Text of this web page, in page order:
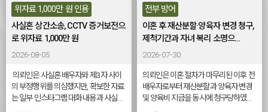
다. 상대방을 추궁하거나 무리하게 증
거를 수집하는 과정에서 또 다른 법적
문제가 발생하기도 한다. 따라서 절차
요하다. 법무법인 오현 김한솔 변호사
는 “별거중외도 사건은 혼인 관계의
실질적 종료 시점과 책임 범위를 가리
는 민감한 사안이다. 위자료 청구 여
행위를 이어온 정황과 이를 뒷받침하는
자료를 체계적으로 정리하여, 의뢰인의
관계로 정상적인 혼인공동생활이 새롭
게 침해된 것이 아니라는 점을 집중적으
로 주장하였습니다. 그 결과 원고의 손해
소 판결이 선고되었습니다. 목차 1. 사건
이 시작된 배경 2. 관련 법률 및 손해배상
상 쟁점 3. 이 사건의 핵심 쟁점 4. 변호인
의 주요 대응 방향 5. 사건 결과 요약 6.
분석하여 부정행위의 존재와 경위를 입
증하였습니다. 그 결과 상간녀가 의뢰인
에게 위자료 2,000만 원을 지급하라는
판결이 선고되었습니다. 목차 1. 사건이
시작된 배경 2. 관련 법률 및 판단상 쟁점
대응 방향 5. 사건 결과 요약 6. 유사 사건
대응 시 확인할 점 7. 관련 사례 더 보기
1. 사건이 시작된 배경 의뢰인은 배우자
의 외도 사실을 알게 된 이후 혼인생활
위자료 1,000만 원 인용
사실혼 상간소송, CCTV 증거보전으
로 위자료 1,000만 원
2026-08-05
의뢰인은 사실혼 배우자와 제3자 사이
의 부정행위를 의심했지만, 확보한 자료
는 일부 인스타그램 대화 내용과 사실혼
전부 방어
이혼 후 재산분할·양육자 변경 청구,
제척기간과 자녀 복리 소명으...
2026-07-30
의뢰인은 이혼 절차가 마무리된 이후 전
배우자로부터 재산분할과 양육자 변경
및 양육비 지급을 동시에 청구당하였습